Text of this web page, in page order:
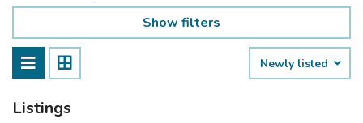
Show filters
Newly listed
Listings